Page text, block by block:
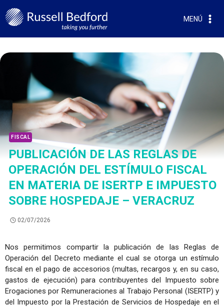
MENÚ
FISCAL
PUBLICACIÓN DE LAS REGLAS DE
OPERACIÓN DEL ESTÍMULO FISCAL
EN MATERIA DE ISERTP E IMPUESTO
SOBRE HOSPEDAJE – VERACRUZ
02/07/2026
Nos permitimos compartir la publicación de las Reglas de
Operación del Decreto mediante el cual se otorga un estímulo
fiscal en el pago de accesorios (multas, recargos y, en su caso,
gastos de ejecución) para contribuyentes del Impuesto sobre
Erogaciones por Remuneraciones al Trabajo Personal (ISERTP) y
del Impuesto por la Prestación de Servicios de Hospedaje en el